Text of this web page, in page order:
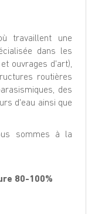
travaillent une
dans les
ouvrages d'art),
routières
des
d'eau ainsi que
sommes à la
80-100%